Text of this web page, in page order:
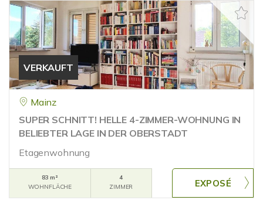
VERKAUFT
Mainz
SUPER SCHNITT! HELLE 4-ZIMMER-WOHNUNG IN
BELIEBTER LAGE IN DER OBERSTADT
Etagenwohnung
83 m²
WOHNFLÄCHE
4
ZIMMER